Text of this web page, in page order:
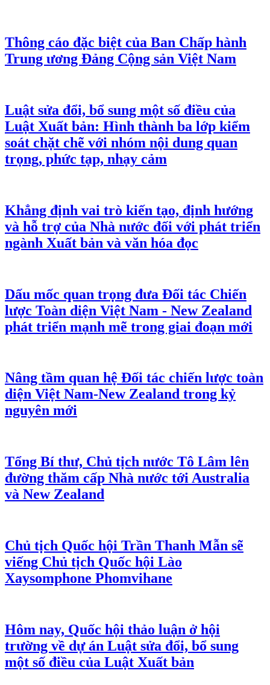
Thông cáo đặc biệt của Ban Chấp hành
Trung ương Đảng Cộng sản Việt Nam
Luật sửa đổi, bổ sung một số điều của
Luật Xuất bản: Hình thành ba lớp kiểm
soát chặt chẽ với nhóm nội dung quan
trọng, phức tạp, nhạy cảm
Khẳng định vai trò kiến tạo, định hướng
và hỗ trợ của Nhà nước đối với phát triển
ngành Xuất bản và văn hóa đọc
Dấu mốc quan trọng đưa Đối tác Chiến
lược Toàn diện Việt Nam - New Zealand
phát triển mạnh mẽ trong giai đoạn mới
Nâng tầm quan hệ Đối tác chiến lược toàn
diện Việt Nam-New Zealand trong kỷ
nguyên mới
Tổng Bí thư, Chủ tịch nước Tô Lâm lên
đường thăm cấp Nhà nước tới Australia
và New Zealand
Chủ tịch Quốc hội Trần Thanh Mẫn sẽ
viếng Chủ tịch Quốc hội Lào
Xaysomphone Phomvihane
Hôm nay, Quốc hội thảo luận ở hội
trường về dự án Luật sửa đổi, bổ sung
một số điều của Luật Xuất bản